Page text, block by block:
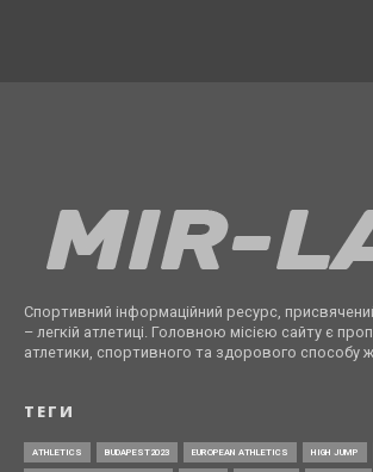
Спортивний інформаційний ресурс,
– легкій атлетиці. Головною місією сайту є
атлетики, спортивного та здорового способу
ТЕГИ
ATHLETICS BUDAPEST2023 EUROPEAN ATHLETICS HIGH JUMP